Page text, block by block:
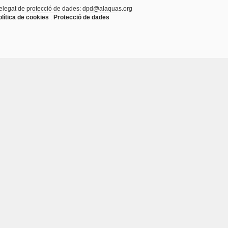
de protecció de dades: dpd@alaquas.org
de cookies . Protecció de dades